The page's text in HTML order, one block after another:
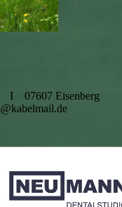
I 07607 Eisenberg